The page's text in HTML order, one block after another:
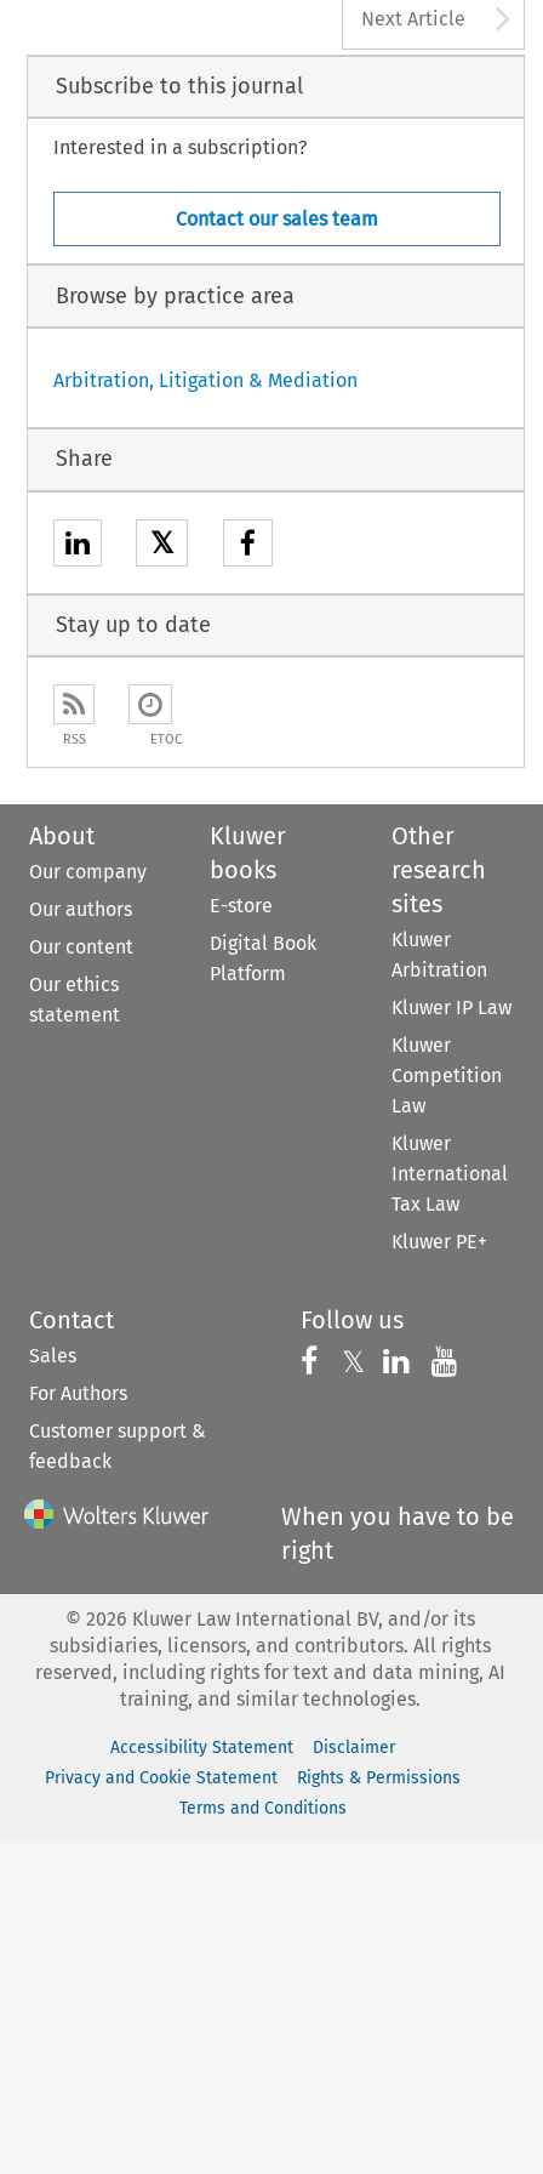
Next Article
Subscribe to this journal
Interested in a subscription?
Contact our sales team
Browse by practice area
Arbitration, Litigation & Mediation
Share
𝕏
Stay up to date
RSS ETOC
About
Our company
Our authors
Our content
Our ethics
statement
Kluwer
books
E-store
Digital Book
Platform
Other
research
sites
Kluwer
Arbitration
Kluwer IP Law
Kluwer
Competition
Law
Kluwer
International
Tax Law
Kluwer PE+
Contact
Sales
For Authors
Customer support &
feedback
Follow us
Follow us on
𝕏 Follow us on
Follow us
When you have to be
right
© 2026 Kluwer Law International BV, and/or its
subsidiaries, licensors, and contributors. All rights
reserved, including rights for text and data mining, AI
training, and similar technologies.
Accessibility Statement
Disclaimer
Privacy and Cookie Statement
Rights & Permissions
Terms and Conditions